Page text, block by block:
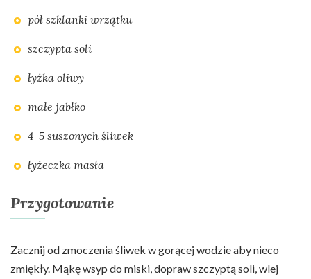
pół szklanki wrzątku
szczypta soli
łyżka oliwy
małe jabłko
4-5 suszonych śliwek
łyżeczka masła
Przygotowanie
Zacznij od zmoczenia śliwek w gorącej wodzie aby nieco
zmiękły. Mąkę wsyp do miski, dopraw szczyptą soli, wlej